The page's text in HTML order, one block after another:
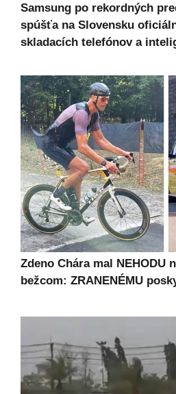
Samsung po rekordných
spúšťa na Slovensku
skladacích telefónov a
Zdeno Chára mal NEHODU
bežcom: ZRANENÉMU